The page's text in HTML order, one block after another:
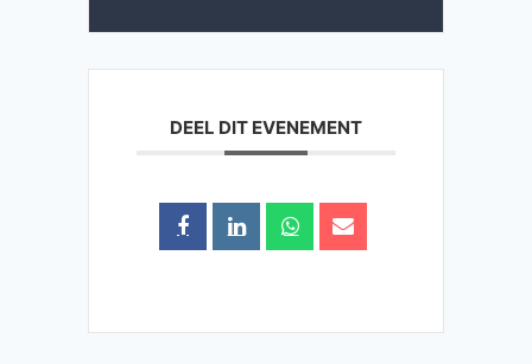
DEEL DIT EVENEMENT